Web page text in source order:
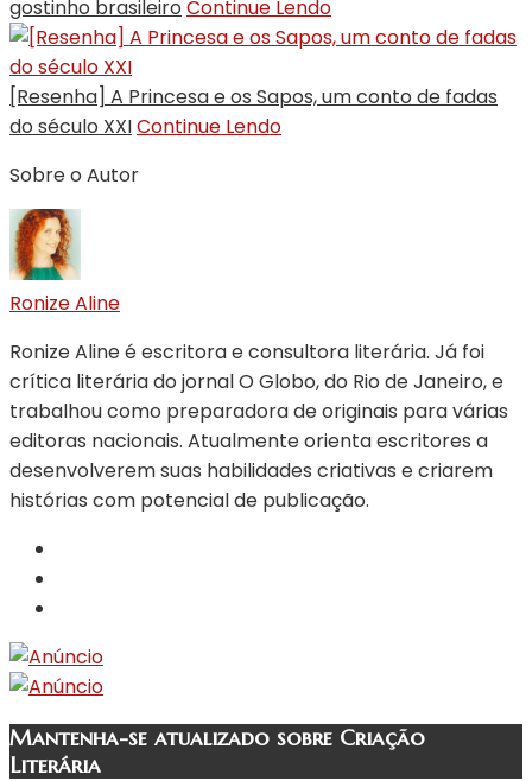
gostinho brasileiro Continue Lendo
[Resenha] A Princesa e os Sapos, um conto de fadas
do século XXIContinue Lendo
Sobre o Autor
Ronize Aline
Ronize Aline é escritora e consultora literária. Já foi
crítica literária do jornal O Globo, do Rio de Janeiro, e
trabalhou como preparadora de originais para várias
editoras nacionais. Atualmente orienta escritores a
desenvolverem suas habilidades criativas e criarem
histórias com potencial de publicação.
Mantenha-se atualizado sobre Criação
Literária